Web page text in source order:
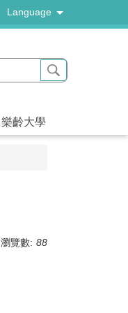
Language
樂齡大學
瀏覽數: 88